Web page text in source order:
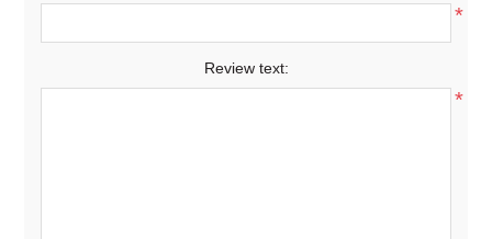
*
Review text:
*